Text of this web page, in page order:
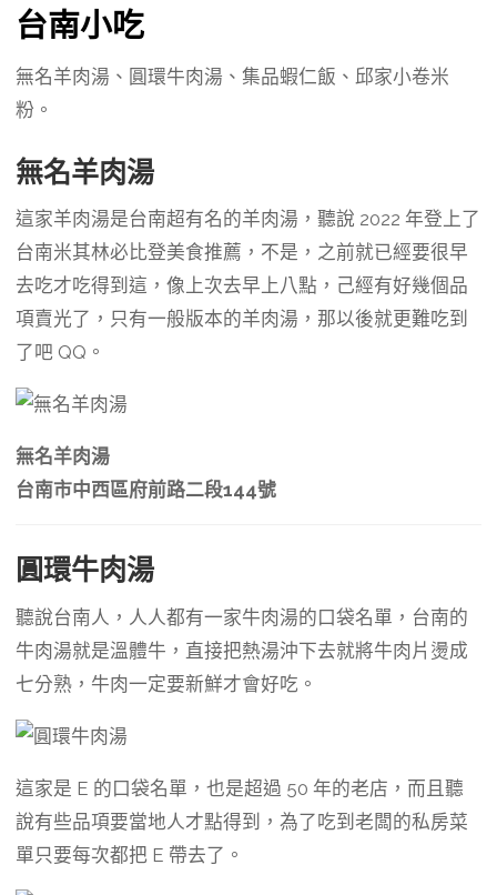
台南小吃
無名羊肉湯、圓環牛肉湯、集品蝦仁飯、邱家小卷米
粉。
無名羊肉湯
這家羊肉湯是台南超有名的羊肉湯，聽說 2022 年登上了
台南米其林必比登美食推薦，不是，之前就已經要很早
去吃才吃得到這，像上次去早上八點，己經有好幾個品
項賣光了，只有一般版本的羊肉湯，那以後就更難吃到
了吧 QQ。
無名羊肉湯
台南市中西區府前路二段144號
圓環牛肉湯
聽說台南人，人人都有一家牛肉湯的口袋名單，台南的
牛肉湯就是溫體牛，直接把熱湯沖下去就將牛肉片燙成
七分熟，牛肉一定要新鮮才會好吃。
這家是 E 的口袋名單，也是超過 50 年的老店，而且聽
說有些品項要當地人才點得到，為了吃到老闆的私房菜
單只要每次都把 E 帶去了。